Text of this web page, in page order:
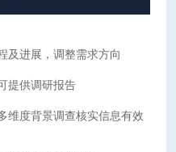
及进展，调整需求方向
提供调研报告
维度背景调查核实信息有效